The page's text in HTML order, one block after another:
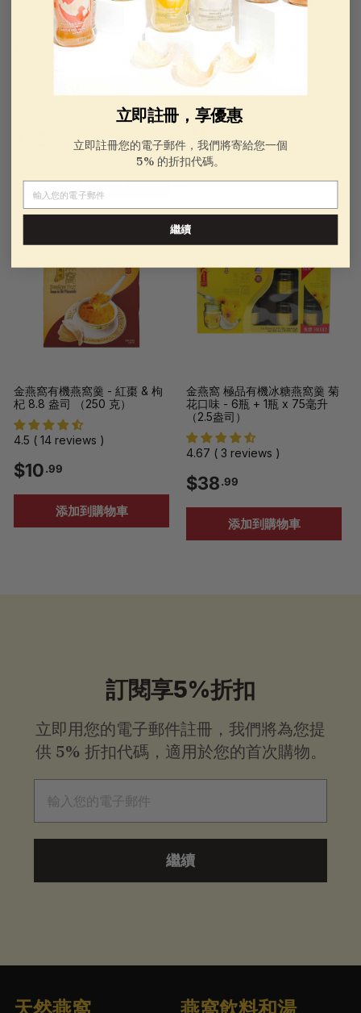
極品有機冰糖血燕燕窩羹 - 紅
$
3
9
起
添加到購物車
金燕窩有機燕窩羹 - 無糖 8.8
盎司 （250 克）
4.79 ( 19 reviews )
$10.99$
1
0
.
9
9
金燕窩有機燕窩羹 - 紅棗 & 枸
杞 8.8 盎司 （250 克）
4.5 ( 14 reviews )
$10.99
1
0
添加到購物車
金燕窩 極品有機冰糖燕窩羹 菊
花口味 - 6瓶 + 1瓶 x 75毫升
（2.5盎司）
4.67 ( 3 reviews )
$38.99
3
8
添加到購物車
訂閱享5%折扣
立即用您的電子郵件註冊，我們將為您提
供 5% 折扣代碼，適用於您的首次購物。
繼續
立即註冊，享優惠
立即註冊您的電子郵件，我們將寄給您一個
5% 的折扣代碼。
繼續